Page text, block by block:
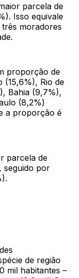
parcela de
Isso equivale
moradores
proporção de
(15,6%), Rio de
Bahia (9,7%),
(8,2%)
a proporção é
parcela de
seguido por
de região
mil habitantes –